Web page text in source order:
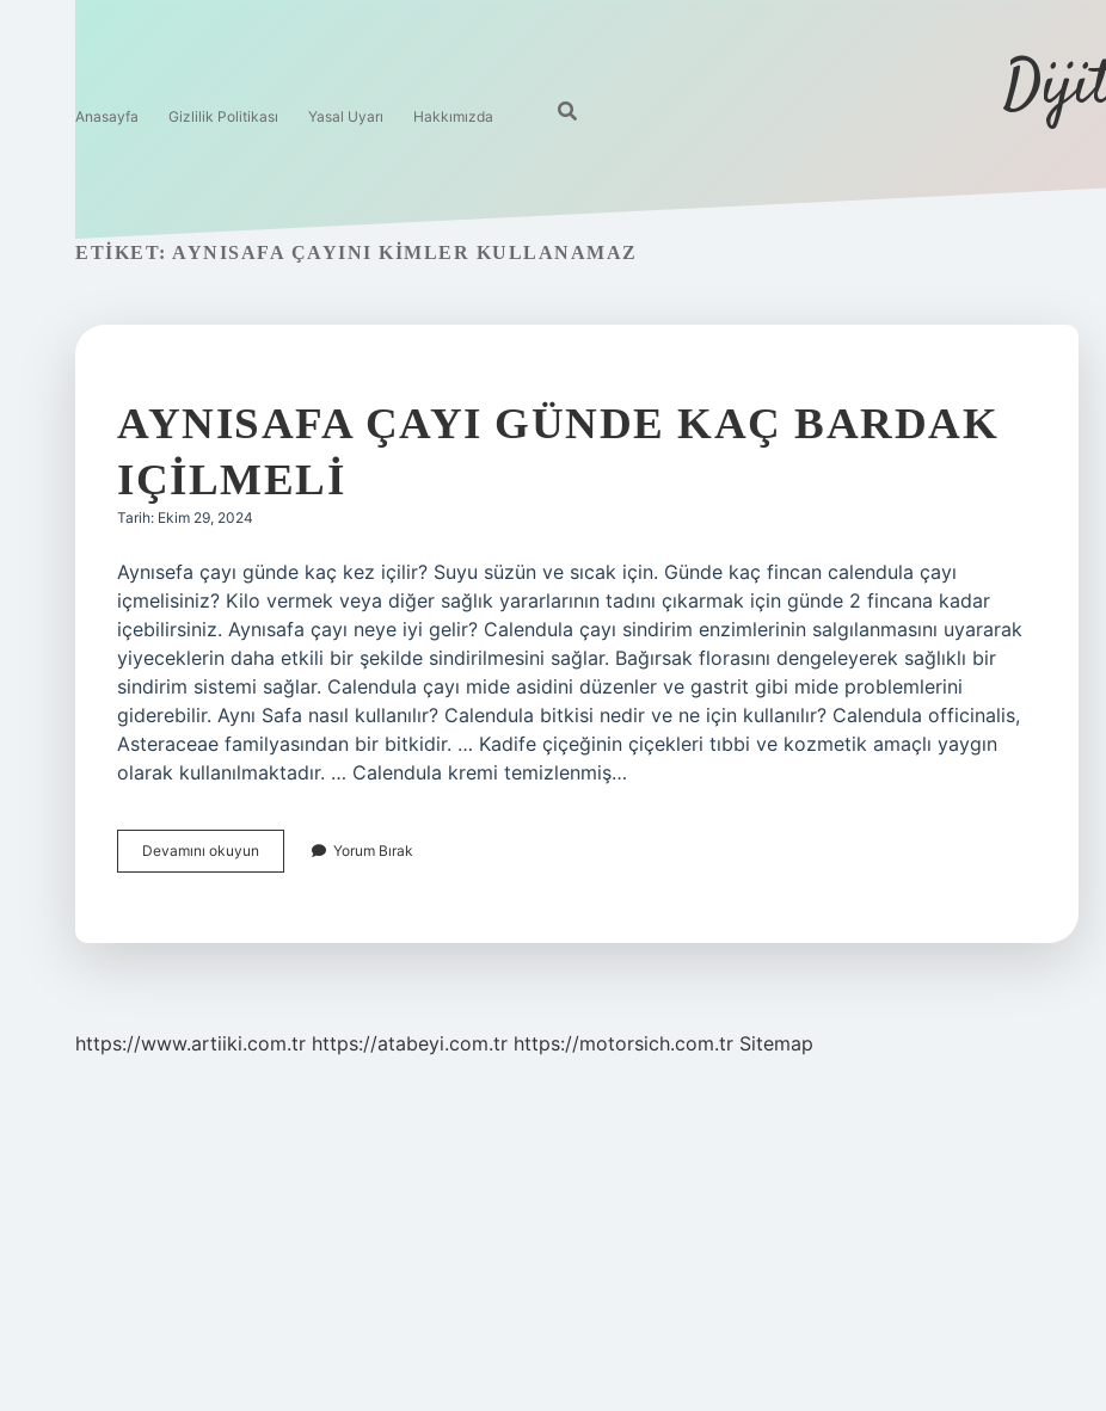
Anasayfa Gizlilik Politikası Yasal Uyarı Hakkımızda
ETIKET: AYNISAFA ÇAYINI KIMLER KULLANAMAZ
AYNISAFA ÇAYI GÜNDE KAÇ BARDAK
IÇILMELI
Tarih: Ekim 29, 2024
Aynısefa çayı günde kaç kez içilir? Suyu süzün ve sıcak için. Günde kaç fincan calendula çayı
içmelisiniz? Kilo vermek veya diğer sağlık yararlarının tadını çıkarmak için günde 2 fincana kadar
içebilirsiniz. Aynısafa çayı neye iyi gelir? Calendula çayı sindirim enzimlerinin salgılanmasını uyararak
yiyeceklerin daha etkili bir şekilde sindirilmesini sağlar. Bağırsak florasını dengeleyerek sağlıklı bir
sindirim sistemi sağlar. Calendula çayı mide asidini düzenler ve gastrit gibi mide problemlerini
giderebilir. Aynı Safa nasıl kullanılır? Calendula bitkisi nedir ve ne için kullanılır? Calendula officinalis,
Asteraceae familyasından bir bitkidir. … Kadife çiçeğinin çiçekleri tıbbi ve kozmetik amaçlı yaygın
olarak kullanılmaktadır. … Calendula kremi temizlenmiş…
Devamını okuyun Aynısafa
Çayı
Yorum Bırak
https://www.artiiki.com.tr https://atabeyi.com.tr https://motorsich.com.tr Sitemap